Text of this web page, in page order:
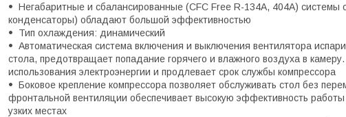
Негабаритные и сбалансированные (CFC Free R-134A, 404A) системы
конденсаторы) обладают большой эффективностью
Тип охлаждения: динамический
Автоматическая система включения и выключения вентилятора
стола, предотвращает попадание горячего и влажного воздуха в
использования электроэнергии и продлевает срок службы компрессора
Боковое крепление компрессора позволяет обслуживать стол без
фронтальной вентиляции обеспечивает высокую эффективность
узких местах